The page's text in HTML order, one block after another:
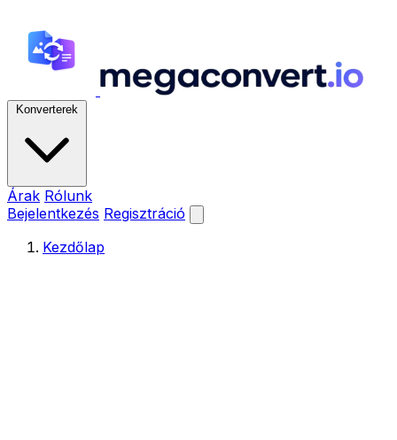
Konverterek
Árak Rólunk
Bejelentkezés Regisztráció
Kezdőlap